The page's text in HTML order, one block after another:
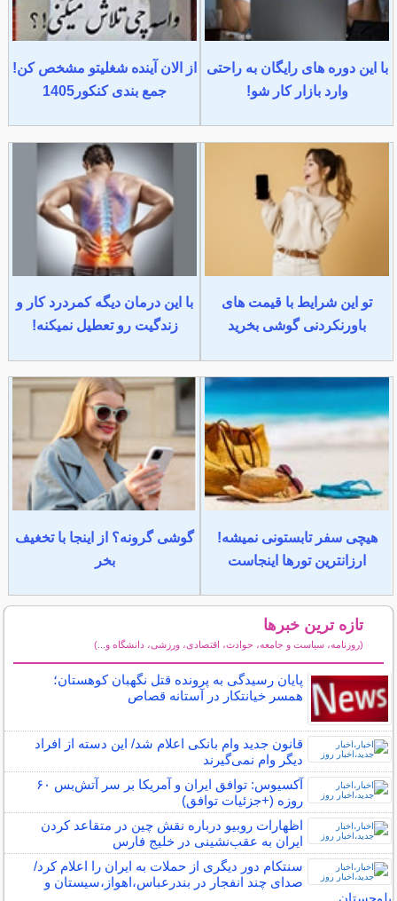
با این دوره های رایگان به راحتی
وارد بازار کار شو!
از الان آینده شغلیتو مشخص کن!
جمع بندی کنکور1405
تو این شرایط با قیمت های
باورنکردنی گوشی بخرید
با این درمان دیگه کمردرد کار و
زندگیت رو تعطیل نمیکنه!
هیچی سفر تابستونی نمیشه!
ارزانترین تورها اینجاست
گوشی گرونه؟ از اینجا با تخغیف
بخر
تازه ترین خبرها
(روزنامه، سیاست و جامعه، حوادث، اقتصادی، ورزشی، دانشگاه و...)
پایان رسیدگی به پرونده قتل نگهبان کوهستان؛
همسر خیانتکار در آستانه قصاص
قانون جدید وام بانکی اعلام شد/ این دسته از افراد
دیگر وام نمی‌گیرند
آکسیوس: توافق ایران و آمریکا بر سر آتش‌بس ۶۰
روزه (+جزئیات توافق)
اظهارات روبیو درباره نقش چین در متقاعد کردن
ایران به عقب‌نشینی در خلیج فارس
سنتکام دور دیگری از حملات به ایران را اعلام کرد/
صدای چند انفجار در بندرعباس،اهواز،سیستان و